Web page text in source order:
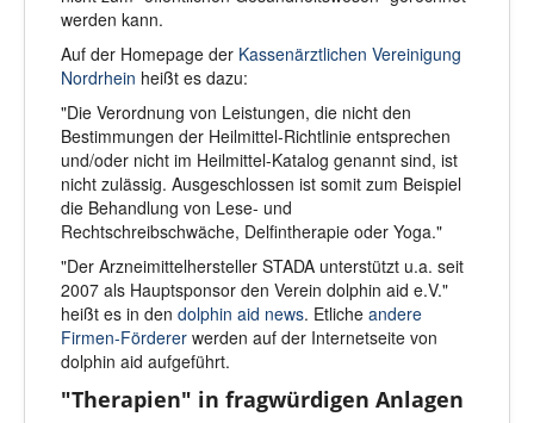
werden kann.
Auf der Homepage der Kassenärztlichen Vereinigung
Nordrhein heißt es dazu:
"Die Verordnung von Leistungen, die nicht den
Bestimmungen der Heilmittel-Richtlinie entsprechen
und/oder nicht im Heilmittel-Katalog genannt sind, ist
nicht zulässig. Ausgeschlossen ist somit zum Beispiel
die Behandlung von Lese- und
Rechtschreibschwäche, Delfintherapie oder Yoga."
"Der Arzneimittelhersteller STADA unterstützt u.a. seit
2007 als Hauptsponsor den Verein dolphin aid e.V."
heißt es in den dolphin aid news. Etliche andere
Firmen-Förderer werden auf der Internetseite von
dolphin aid aufgeführt.
"Therapien" in fragwürdigen Anlagen